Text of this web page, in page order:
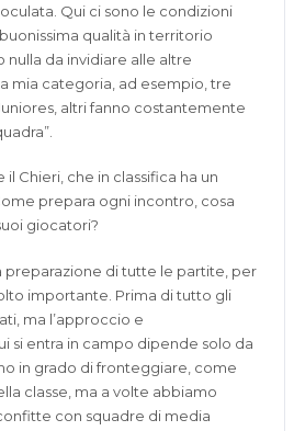
Qui ci sono le condizioni
qualità in territorio
nulla da invidiare alle altre
mia categoria, ad esempio, tre
altri fanno costantemente
Chieri, che in classifica ha un
prepara ogni incontro, cosa
giocatori?
preparazione di tutte le partite, per
importante. Prima di tutto gli
ma l’approccio e
si entra in campo dipende solo da
in grado di fronteggiare, come
classe, ma a volte abbiamo
con squadre di media